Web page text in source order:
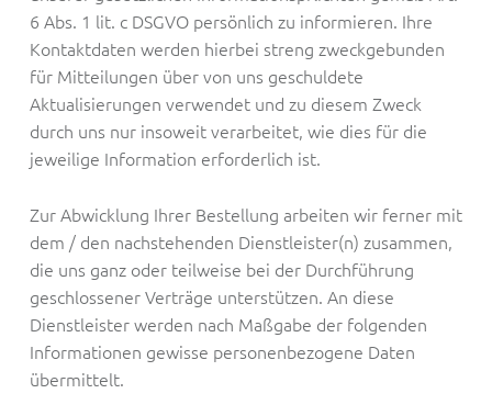
6 Abs. 1 lit. c DSGVO persönlich zu informieren. Ihre
Kontaktdaten werden hierbei streng zweckgebunden
für Mitteilungen über von uns geschuldete
Aktualisierungen verwendet und zu diesem Zweck
durch uns nur insoweit verarbeitet, wie dies für die
jeweilige Information erforderlich ist.
Zur Abwicklung Ihrer Bestellung arbeiten wir ferner mit
dem / den nachstehenden Dienstleister(n) zusammen,
die uns ganz oder teilweise bei der Durchführung
geschlossener Verträge unterstützen. An diese
Dienstleister werden nach Maßgabe der folgenden
Informationen gewisse personenbezogene Daten
übermittelt.